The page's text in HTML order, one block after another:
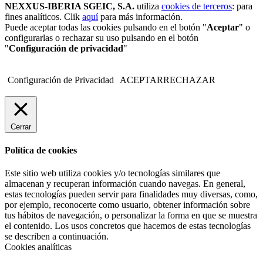
NEXXUS-IBERIA SGEIC, S.A. utiliza cookies de terceros: para
fines analíticos. Clik aquípara más información.
Puede aceptar todas las cookies pulsando en el botón "Aceptar" o
configurarlas o rechazar su uso pulsando en el botón
"Configuración de privacidad"
Configuración de Privacidad ACEPTARRECHAZAR
Cerrar
Política de cookies
Este sitio web utiliza cookies y/o tecnologías similares que
almacenan y recuperan información cuando navegas. En general,
estas tecnologías pueden servir para finalidades muy diversas, como,
por ejemplo, reconocerte como usuario, obtener información sobre
tus hábitos de navegación, o personalizar la forma en que se muestra
el contenido. Los usos concretos que hacemos de estas tecnologías
se describen a continuación.
Cookies analíticas